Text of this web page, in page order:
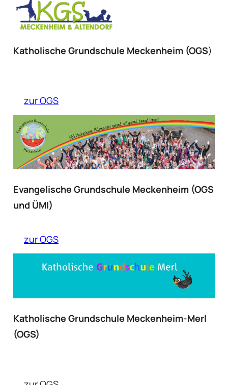
Katholische Grundschule Meckenheim (OGS)
zur OGS
Evangelische Grundschule Meckenheim (OGS
und ÜMI)
zur OGS
Katholische Grundschule Meckenheim-Merl
(OGS)